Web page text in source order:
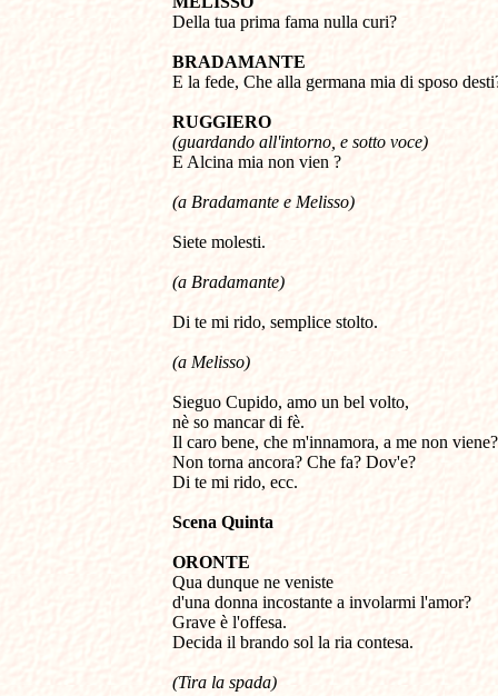
Della tua prima fama nulla curi?
BRADAMANTE
E la fede, Che alla germana mia di sposo
RUGGIERO
(guardando all'intorno, e sotto voce)
E Alcina mia non vien ?
(a Bradamante e Melisso)
Siete molesti.
(a Bradamante)
Di te mi rido, semplice stolto.
(a Melisso)
Sieguo Cupido, amo un bel volto,
nè so mancar di fè.
Il caro bene, che m'innamora, a me non
Non torna ancora? Che fa? Dov'e?
Di te mi rido, ecc.
Scena Quinta
ORONTE
Qua dunque ne veniste
d'una donna incostante a involarmi l'amor?
Grave è l'offesa.
Decida il brando sol la ria contesa.
(Tira la spada)